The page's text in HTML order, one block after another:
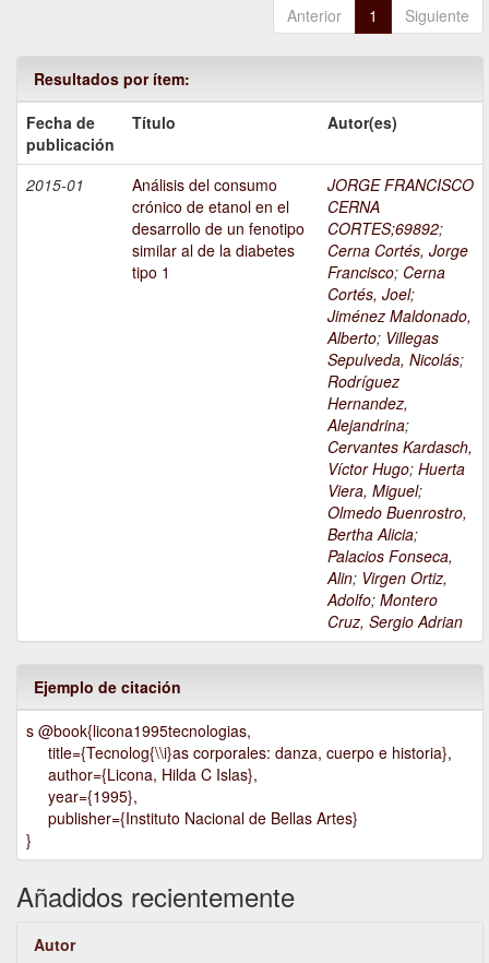
Anterior 1 Siguiente
Resultados por ítem:
Fecha de
publicación
Título Autor(es)
2015-01
Análisis del consumo
crónico de etanol en el
desarrollo de un fenotipo
similar al de la diabetes
tipo 1
JORGE FRANCISCO
CERNA
CORTES;69892;
Cerna Cortés, Jorge
Francisco; Cerna
Cortés, Joel;
Jiménez Maldonado,
Alberto; Villegas
Sepulveda, Nicolás;
Rodríguez
Hernandez,
Alejandrina;
Cervantes Kardasch,
Víctor Hugo; Huerta
Viera, Miguel;
Olmedo Buenrostro,
Bertha Alicia;
Palacios Fonseca,
Alin; Virgen Ortiz,
Adolfo; Montero
Cruz, Sergio Adrian
Ejemplo de citación
s @book{licona1995tecnologias,
title={Tecnolog{\\i}as corporales: danza, cuerpo e historia},
author={Licona, Hilda C Islas},
year={1995},
publisher={Instituto Nacional de Bellas Artes}
}
Añadidos recientemente
Autor